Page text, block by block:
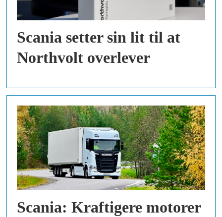
Scania setter sin lit til at
Northvolt overlever
Scania: Kraftigere motorer